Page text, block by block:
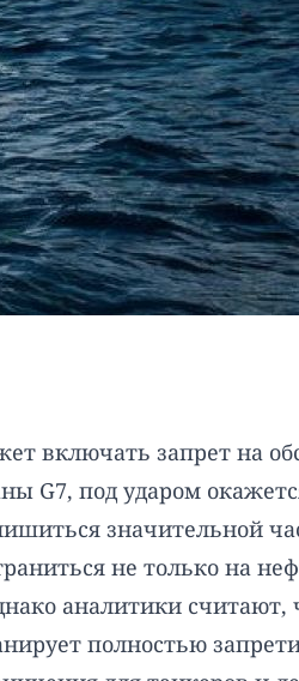
включать запрет на
G7, под ударом
значительной
не только на
аналитики
полностью